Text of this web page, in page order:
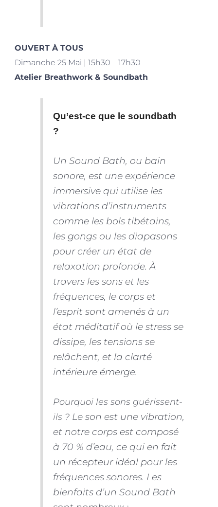
OUVERT À TOUS
Dimanche 25 Mai | 15h30 – 17h30
Atelier Breathwork & Soundbath
Qu’est-ce que le soundbath
?
Un Sound Bath, ou bain
sonore, est une expérience
immersive qui utilise les
vibrations d’instruments
comme les bols tibétains,
les gongs ou les diapasons
pour créer un état de
relaxation profonde. À
travers les sons et les
fréquences, le corps et
l’esprit sont amenés à un
état méditatif où le stress se
dissipe, les tensions se
relâchent, et la clarté
intérieure émerge.
Pourquoi les sons guérissent-
ils ?Le son est une vibration,
et notre corps est composé
à 70 % d’eau, ce qui en fait
un récepteur idéal pour les
fréquences sonores. Les
bienfaits d’un Sound Bath